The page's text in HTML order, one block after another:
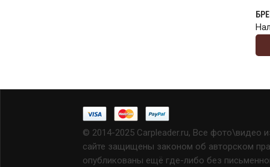
© 2014-2025 Carpleader.ru, Все фото\видео
сайте защищены законом об авторском
опубликованы ещё где-либо без